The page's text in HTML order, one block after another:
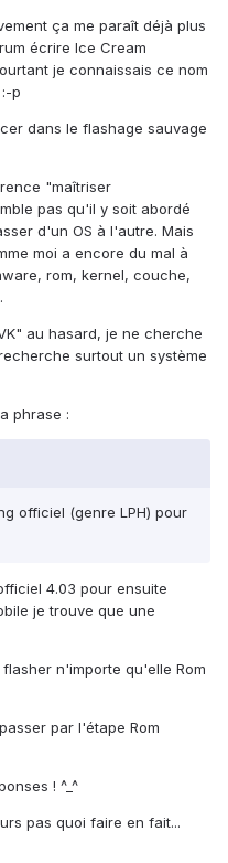
ça me paraît déjà plus
écrire Ice Cream
je connaissais ce nom
p
dans le flashage sauvage
"maîtriser
pas qu'il y soit abordé
d'un OS à l'autre. Mais
moi a encore du mal à
rom, kernel, couche,
au hasard, je ne cherche
surtout un système
phrase :
officiel (genre LPH) pour
4.03 pour ensuite
je trouve que une
n'importe qu'elle Rom
par l'étape Rom
! ^_^
pas quoi faire en fait...